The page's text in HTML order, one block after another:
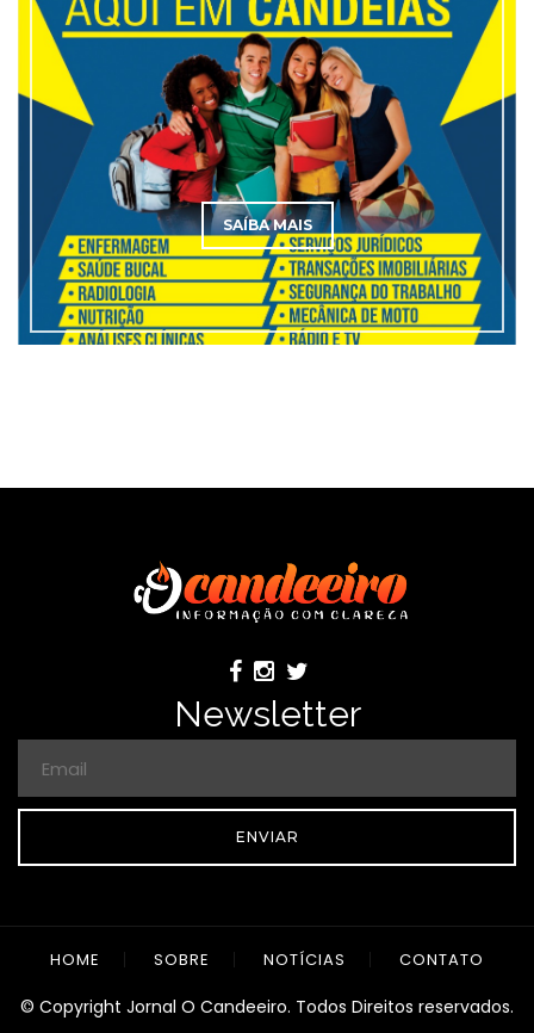
SAÍBA MAIS
Newsletter
ENVIAR
HOME SOBRE NOTÍCIAS CONTATO
© Copyright Jornal O Candeeiro. Todos Direitos reservados.